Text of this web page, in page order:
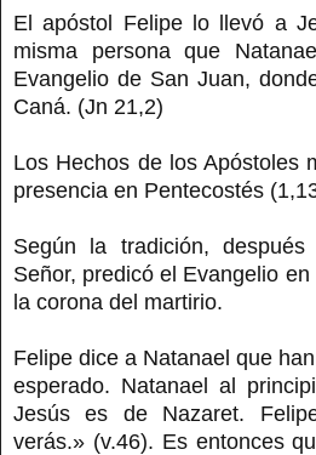
El apóstol Felipe lo llevó a
misma persona que
Evangelio de San Juan,
Caná. (Jn 21,2)
Los Hechos de los Apóstoles
presencia en Pentecostés
Según la tradición,
Señor, predicó el Evangelio
la corona del martirio.
Felipe dice a Natanael que
esperado. Natanael al
Jesús es de Nazaret.
verás.» (v.46). Es entonces